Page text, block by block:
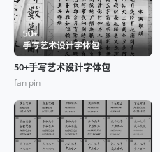
50+手写艺术设计字体包
fan pin